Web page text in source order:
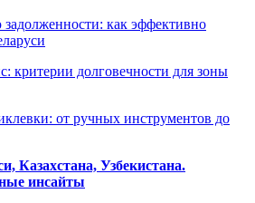
как эффективно
критерии долговечности для зоны
от ручных инструментов до
Казахстана, Узбекистана.
инсайты